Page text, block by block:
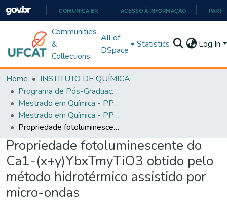
PARA
O
COMUNICA BR ACESSO À INFORMAÇÃO
Communities
&
Collections
All of
DSpace
Statistics Log In
Home
INSTITUTO DE QUÍMICA
Programa de Pós-Graduação em Química - PPGQ
Mestrado em Química - PPGQ
Mestrado em Química - PPGQ
Propriedade fotoluminescente do Ca1-(x+y)YbxTmyTiO3 obtido pelo método hidrotérmico assistido por micro-ondas
Propriedade fotoluminescente do
Ca1-(x+y)YbxTmyTiO3 obtido pelo
método hidrotérmico assistido por
micro-ondas